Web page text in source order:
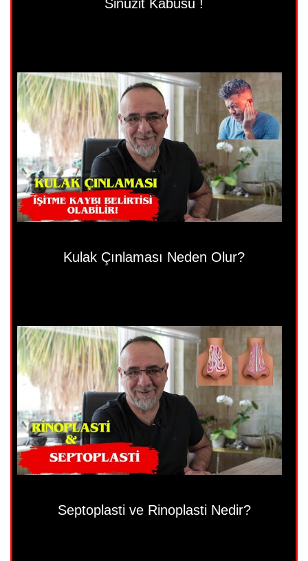
Sinüzit Kabusu !
Kulak Çınlaması Neden Olur?
Septoplasti ve Rinoplasti Nedir?